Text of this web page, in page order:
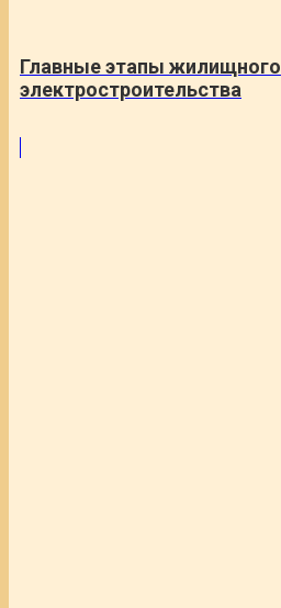
Главные этапы жилищного
электростроительства